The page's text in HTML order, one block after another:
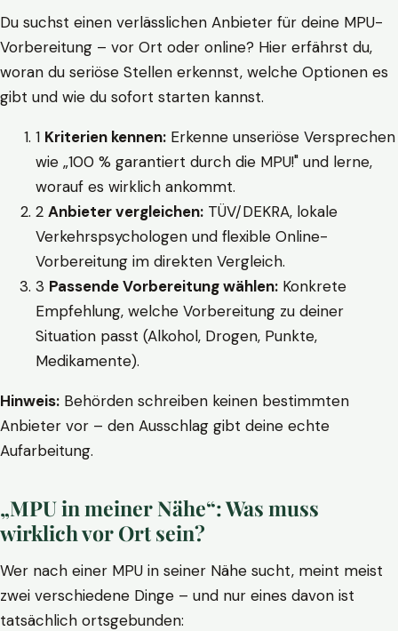
Du suchst einen verlässlichen Anbieter für deine MPU-
Vorbereitung – vor Ort oder online? Hier erfährst du,
woran du seriöse Stellen erkennst, welche Optionen es
gibt und wie du sofort starten kannst.
1 Kriterien kennen: Erkenne unseriöse Versprechen
wie „100 % garantiert durch die MPU!" und lerne,
worauf es wirklich ankommt.
2 Anbieter vergleichen: TÜV/DEKRA, lokale
Verkehrspsychologen und flexible Online-
Vorbereitung im direkten Vergleich.
3 Passende Vorbereitung wählen: Konkrete
Empfehlung, welche Vorbereitung zu deiner
Situation passt (Alkohol, Drogen, Punkte,
Medikamente).
Hinweis: Behörden schreiben keinen bestimmten
Anbieter vor – den Ausschlag gibt deine echte
Aufarbeitung.
„MPU in meiner Nähe“: Was muss
wirklich vor Ort sein?
Wer nach einer MPU in seiner Nähe sucht, meint meist
zwei verschiedene Dinge – und nur eines davon ist
tatsächlich ortsgebunden: